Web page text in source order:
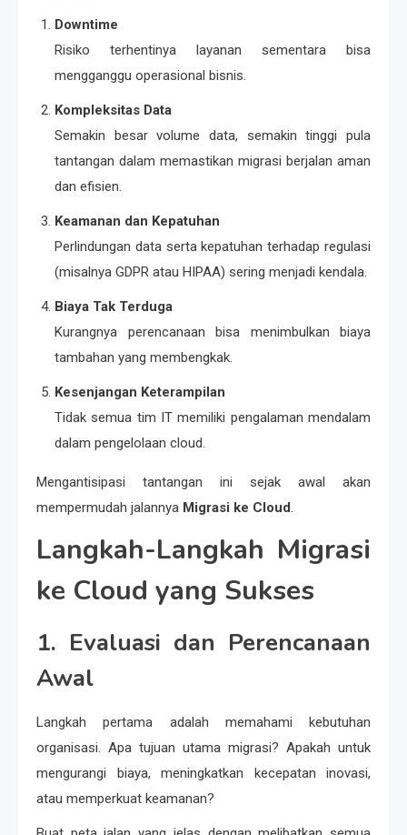
Downtime
Risiko terhentinya layanan sementara bisa
mengganggu operasional bisnis.
Kompleksitas Data
Semakin besar volume data, semakin tinggi pula
tantangan dalam memastikan migrasi berjalan aman
dan efisien.
Keamanan dan Kepatuhan
Perlindungan data serta kepatuhan terhadap regulasi
(misalnya GDPR atau HIPAA) sering menjadi kendala.
Biaya Tak Terduga
Kurangnya perencanaan bisa menimbulkan biaya
tambahan yang membengkak.
Kesenjangan Keterampilan
Tidak semua tim IT memiliki pengalaman mendalam
dalam pengelolaan cloud.
Mengantisipasi tantangan ini sejak awal akan
mempermudah jalannya Migrasi ke Cloud.
Langkah-Langkah Migrasi
ke Cloud yang Sukses
1. Evaluasi dan Perencanaan
Awal
Langkah pertama adalah memahami kebutuhan
organisasi. Apa tujuan utama migrasi? Apakah untuk
mengurangi biaya, meningkatkan kecepatan inovasi,
atau memperkuat keamanan?